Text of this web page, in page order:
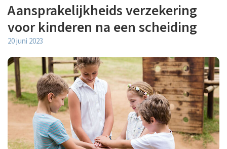
Aansprakelijkheids verzekering
voor kinderen na een scheiding
20 juni 2023